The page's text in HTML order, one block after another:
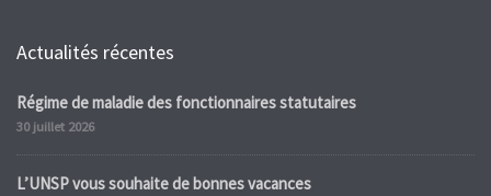
Actualités récentes
Régime de maladie des fonctionnaires statutaires
30 juillet 2026
L’UNSP vous souhaite de bonnes vacances